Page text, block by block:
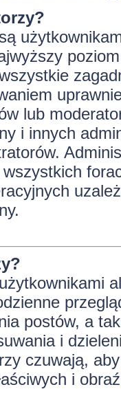
lub
i innych
postów, a
i
czuwają,
i